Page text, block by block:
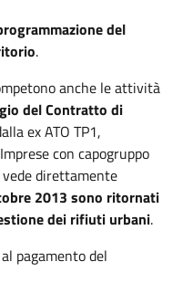
del
.
anche le attività
del Contratto di
ex ATO TP1,
con capogruppo
vede direttamente
2013 sono ritornati
dei rifiuti urbani.
pagamento del